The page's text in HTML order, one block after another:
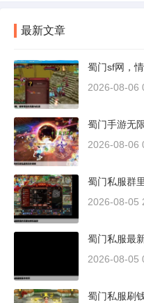
最新文章
蜀门sf网，
2026-08-06
蜀门手游无
2026-08-06
蜀门私服群
2026-08-05
蜀门私服最
2026-08-05
蜀门私服刷